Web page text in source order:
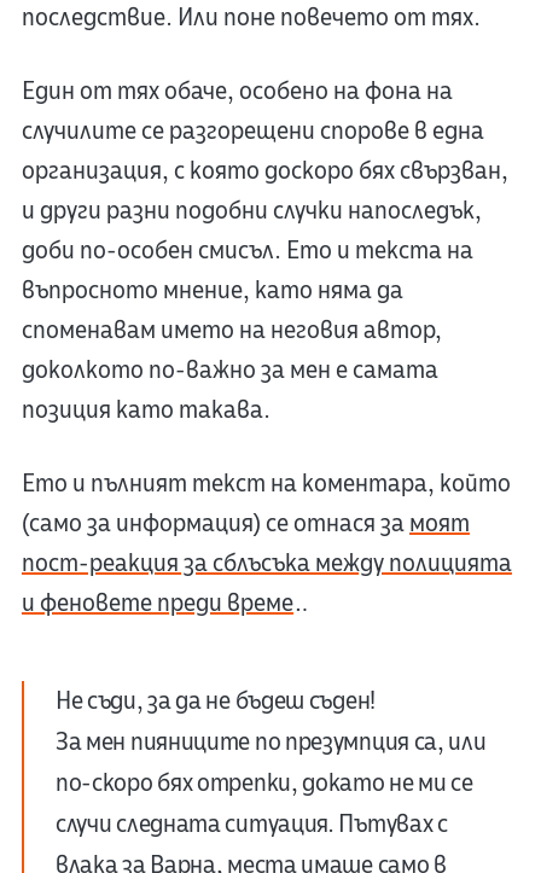
последствие. Или поне повечето от тях.
Един от тях обаче, особено на фона на
случилите се разгорещени спорове в една
организация, с която доскоро бях свързван,
и други разни подобни случки напоследък,
доби по-особен смисъл. Ето и текста на
въпросното мнение, като няма да
споменавам името на неговия автор,
доколкото по-важно за мен е самата
позиция като такава.
Ето и пълният текст на коментара, който
(само за информация) се отнася замоят
пост-реакция за сблъсъка между полицията
и феновете преди време…
Не съди, за да не бъдеш съден!
За мен пияниците по презумпция са, или
по-скоро бях отрепки, докато не ми се
случи следната ситуация. Пътувах с
влака за Варна, места имаше само в